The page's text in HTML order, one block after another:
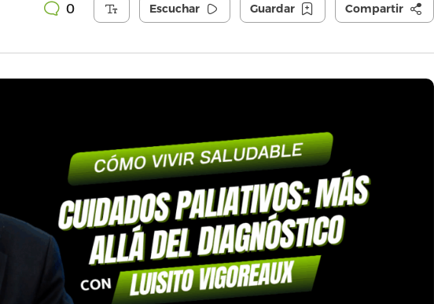
0 Escuchar Guardar Compartir